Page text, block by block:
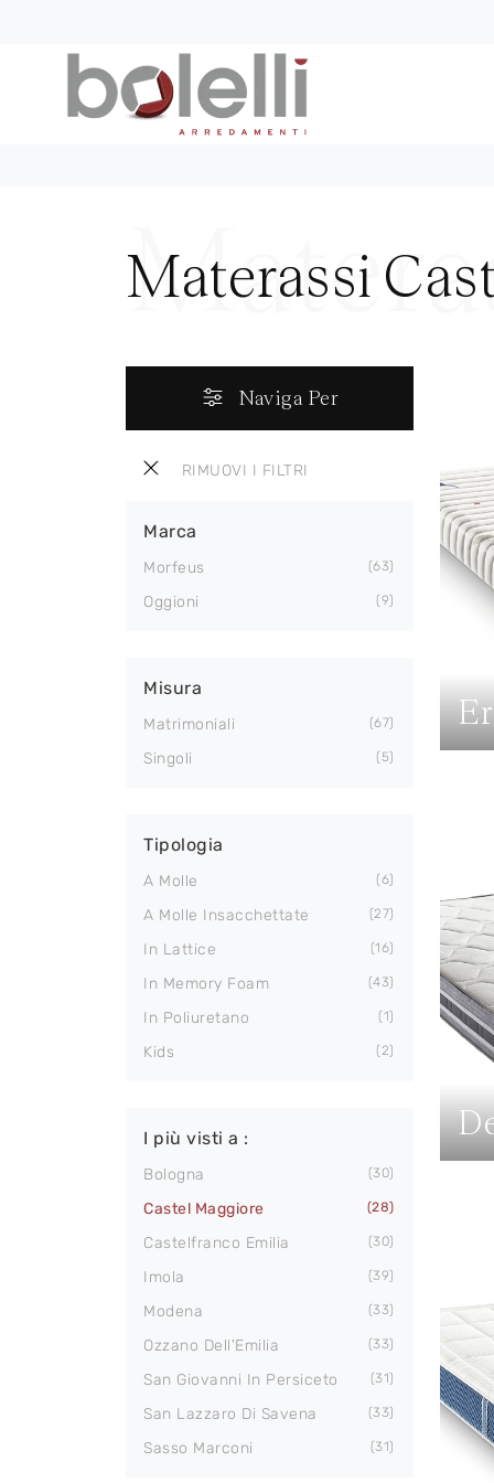
Materassi
Naviga Per
RIMUOVI I FILTRI
Marca
Morfeus 63
Oggioni 9
Misura
Matrimoniali 67
Singoli 5
Tipologia
A Molle 6
A Molle Insacchettate 27
In Lattice 16
In Memory Foam 43
In Poliuretano 1
Kids 2
I più visti a :
Bologna 30
Castel Maggiore 28
Castelfranco Emilia 30
Imola 39
Modena 33
Ozzano Dell'Emilia 33
San Giovanni In Persiceto 31
San Lazzaro Di Savena 33
Sasso Marconi 31